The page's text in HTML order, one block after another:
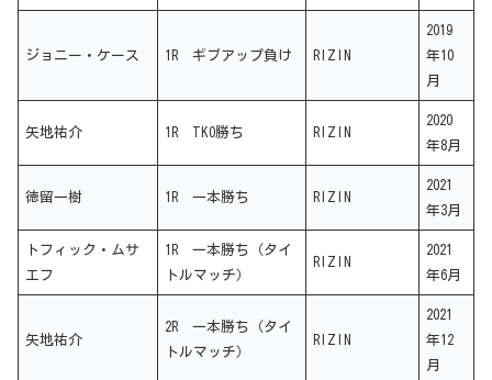
ジョニー・ケース 1R ギブアップ負け RIZIN
2019
年10
月
矢地祐介 1R TKO勝ち RIZIN
2020
年8月
徳留一樹 1R 一本勝ち RIZIN
2021
年3月
トフィック・ムサ
エフ
1R 一本勝ち（タイ
トルマッチ）
RIZIN
2021
年6月
矢地祐介
2R 一本勝ち（タイ
トルマッチ）
RIZIN
2021
年12
月